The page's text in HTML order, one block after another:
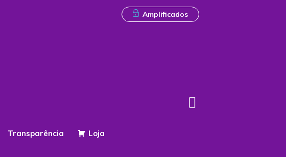
Amplificados
Transparência Loja